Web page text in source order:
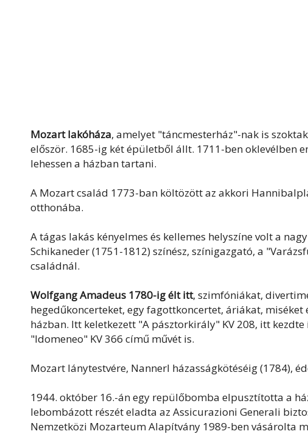
Mozart lakóháza, amelyet "táncmesterház"-nak is
először. 1685-ig két épületből állt. 1711-ben oklevélben
lehessen a házban tartani.
A Mozart család 1773-ban költözött az akkori
otthonába.
A tágas lakás kényelmes és kellemes helyszíne volt a
Schikaneder (1751-1812) színész, színigazgató, a
családnál.
Wolfgang Amadeus 1780-ig élt itt, szimfóniákat,
hegedűkoncerteket, egy fagottkoncertet, áriákat,
házban. Itt keletkezett "A pásztorkirály" KV 208, itt
"Idomeneo" KV 366 című művét is.
Mozart lánytestvére, Nannerl házasságkötéséig (1784),
1944. október 16.-án egy repülőbomba elpusztította a
lebombázott részét eladta az Assicurazioni Generali
Nemzetközi Mozarteum Alapítvány 1989-ben vásárolta